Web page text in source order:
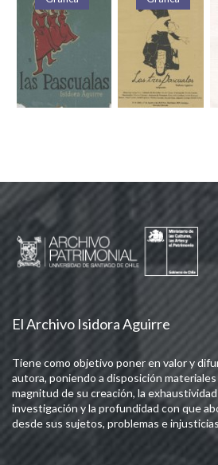
El Archivo Isidora Aguirre
Tiene como objetivo poner en valor y
autora, poniendo a disposición
magnitud de su creación, la
investigación y la profundidad con que
desde sus sujetos, problemas e